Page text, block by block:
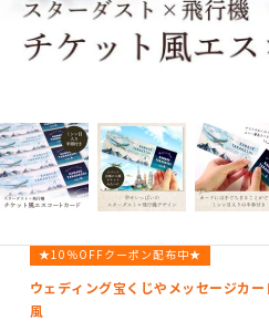
★10％OFFクーポン配布中★
ウェディング宝くじやメッセージカ
風